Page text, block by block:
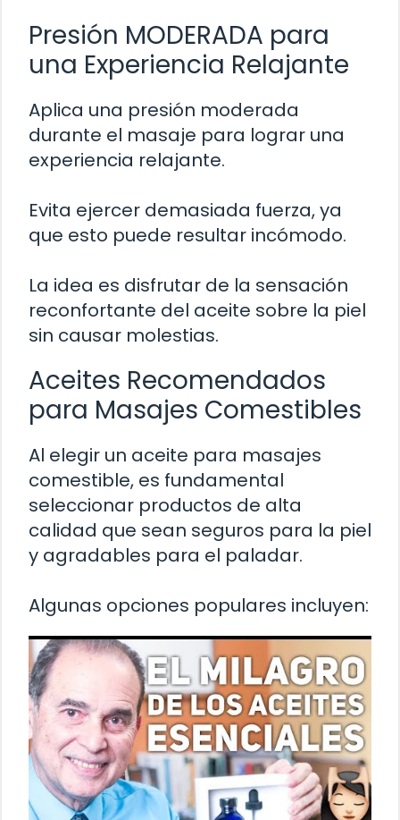
Presión MODERADA para
una Experiencia Relajante
Aplica una presión moderada
durante el masaje para lograr una
experiencia relajante.
Evita ejercer demasiada fuerza, ya
que esto puede resultar incómodo.
La idea es disfrutar de la sensación
reconfortante del aceite sobre la piel
sin causar molestias.
Aceites Recomendados
para Masajes Comestibles
Al elegir un aceite para masajes
comestible, es fundamental
seleccionar productos de alta
calidad que sean seguros para la piel
y agradables para el paladar.
Algunas opciones populares incluyen: